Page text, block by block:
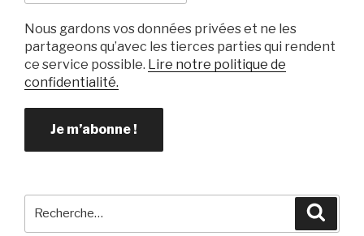
Nous gardons vos données privées et ne les
partageons qu’avec les tierces parties qui rendent
ce service possible. Lire notre politique de
confidentialité.